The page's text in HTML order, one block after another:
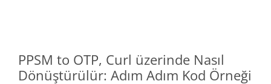
PPSM to OTP, Curl üzerinde Nasıl
Dönüştürülür: Adım Adım Kod Örneği